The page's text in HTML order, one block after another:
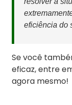
eficiência do
Se você
eficaz, entre
agora mesmo!